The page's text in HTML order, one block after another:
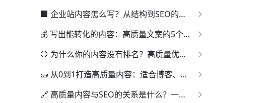
🏢 企业站内容怎么写？从结构到SEO的一体化写法指南
💰 写出能转化的内容：高质量文案的5个关键技巧
🛑 为什么你的内容没有排名？高质量优化的5个盲点分析
🧱 从0到1打造高质量内容：适合博客、企业站的优化流程
🔗 高质量内容与SEO的关系是什么？一文讲清核心逻辑